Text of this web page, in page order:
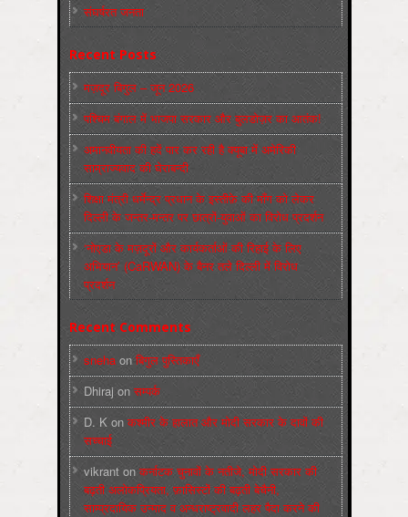
संघर्षरत जनता
Recent Posts
मज़दूर बिगुल – जून 2026
पश्चिम बंगाल में भाजपा सरकार और बुलडोज़र का आतंक!
अमानवीयता की हदें पार कर रही है क्यूबा में अमेरिकी
साम्राज्यवाद की घेराबन्दी
शिक्षा मंत्री धर्मेन्द्र प्रधान के इस्तीफ़े की माँग को लेकर
दिल्ली के जन्तर-मन्तर पर छात्रों-युवाओं का विरोध प्रदर्शन
‘नोएडा के मज़दूरों और कार्यकर्ताओं की रिहाई के लिए
अभियान’ (CaRWAN) के बैनर तले दिल्ली में विरोध
प्रदर्शन
Recent Comments
sneha on बिगुल पुस्तिकाएँ
Dhiraj on सम्पर्क
D. K on कश्मीर के हालात और मोदी सरकार के दावों की
सच्चाई
vikrant onकर्नाटक चुनावों के नतीजे, मोदी सरकार की
बढ़ती अलोकप्रियता, फ़ासिस्टों की बढ़ती बेचैनी,
साम्प्रदायिक उन्माद व अन्धराष्ट्रवादी लहर पैदा करने की